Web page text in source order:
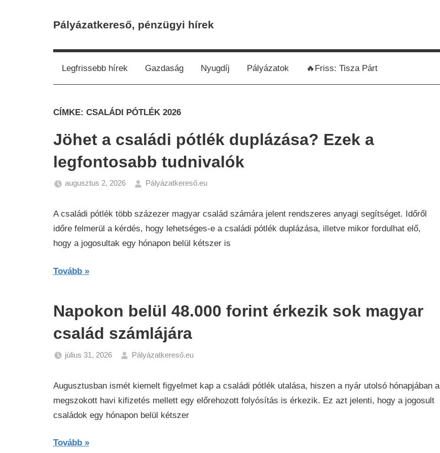
Pályázatkereső, pénzügyi hírek
Legfrissebb hírek Gazdaság Nyugdíj Pályázatok 🔥Friss: Tisza Párt
CÍMKE: CSALÁDI PÓTLÉK 2026
Jöhet a családi pótlék duplázása? Ezek a
legfontosabb tudnivalók
augusztus 2, 2026
Pályázatkereső.eu
Hírek
A családi pótlék több százezer magyar család számára jelent rendszeres anyagi segítséget. Időről
időre felmerül a kérdés, hogy lehetséges-e a családi pótlék duplázása, illetve mikor fordulhat elő,
hogy a jogosultak egy hónapon belül kétszer is
Tovább
Napokon belül 48.000 forint érkezik sok magyar
család számlájára
július 31, 2026
Pályázatkereső.eu
Hírek
Augusztusban ismét kiemelt figyelmet kap a családi pótlék utalása, hiszen a nyár utolsó hónapjában a
megszokott havi kifizetés mellett egy előrehozott folyósítás is érkezik. Ez azt jelenti, hogy a jogosult
családok egy hónapon belül kétszer
Tovább